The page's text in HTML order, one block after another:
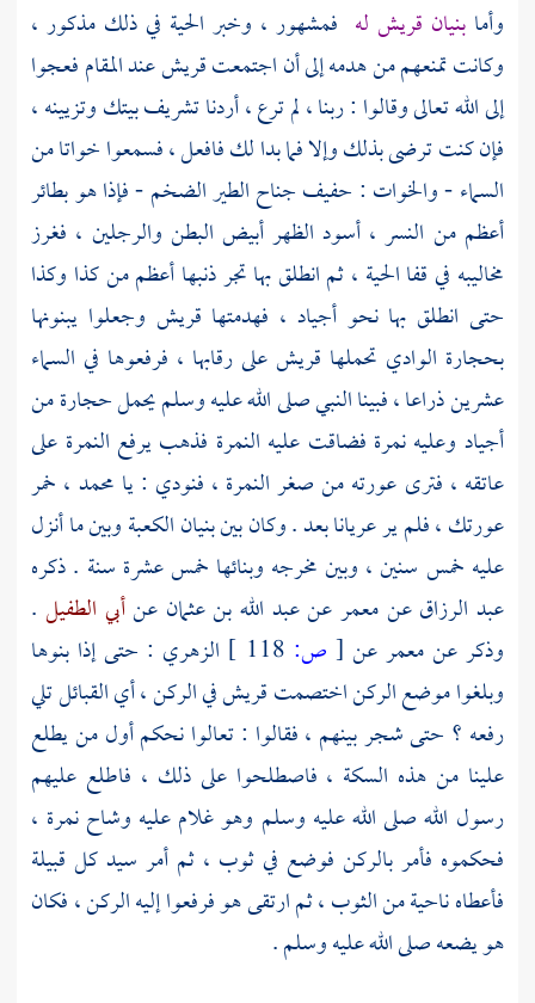
وأمابنيان قريش له فمشهور ، وخبر الحية في ذلك مذكور ،
وكانت تمنعهم من هدمه إلى أن اجتمعتقريشعند المقام فعجوا
إلى الله تعالى وقالوا : ربنا ، لم ترع ، أردنا تشريف بيتك وتزيينه ،
فإن كنت ترضى بذلك وإلا فما بدا لك فافعل ، فسمعوا خواتا من
السماء - والخوات : حفيف جناح الطير الضخم - فإذا هو بطائر
أعظم من النسر ، أسود الظهر أبيض البطن والرجلين ، فغرز
مخاليبه في قفا الحية ، ثم انطلق بها تجر ذنبها أعظم من كذا وكذا
حتى انطلق بها نحو أجياد ، فهدمتها قريش وجعلوا يبنونها
بحجارة الوادي تحملها قريشعلى رقابها ، فرفعوها في السماء
عشرين ذراعا ، فبينا النبي صلى الله عليه وسلم يحمل حجارة من
أجياد وعليه نمرة فضاقت عليه النمرة فذهب يرفع النمرة على
عاتقه ، فترى عورته من صغر النمرة ، فنودي : يا محمد ، خمر
عورتك ، فلم ير عريانا بعد . وكان بين بنيانالكعبةوبين ما أنزل
عليه خمس سنين ، وبين مخرجه وبنائها خمس عشرة سنة . ذكره
عبد الرزاقعنمعمرعنعبد الله بن عثمان عنأبي الطفيل .
وذكر عنمعمرعن [ ص: الزهري : حتى إذا بنوها
وبلغوا موضع الركن اختصمتقريشفي الركن ، أي القبائل تلي
رفعه ؟ حتى شجر بينهم ، فقالوا : تعالوا نحكم أول من يطلع
علينا من هذه السكة ، فاصطلحوا على ذلك ، فاطلع عليهم
رسول الله صلى الله عليه وسلم وهو غلام عليه وشاح نمرة ،
فحكموه فأمر بالركن فوضع في ثوب ، ثم أمر سيد كل قبيلة
فأعطاه ناحية من الثوب ، ثم ارتقى هو فرفعوا إليه الركن ، فكان
هو يضعه صلى الله عليه وسلم .